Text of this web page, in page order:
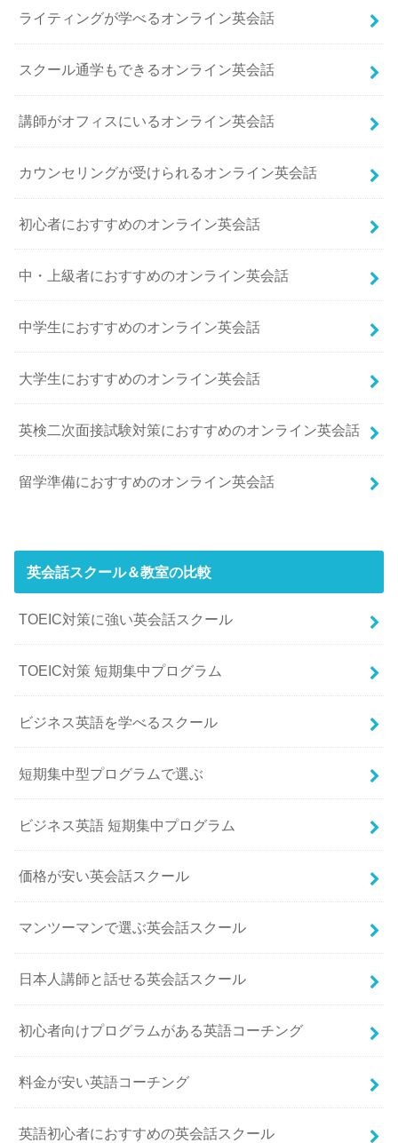
ライティングが学べるオンライン英会話
スクール通学もできるオンライン英会話
講師がオフィスにいるオンライン英会話
カウンセリングが受けられるオンライン英会話
初心者におすすめのオンライン英会話
中・上級者におすすめのオンライン英会話
中学生におすすめのオンライン英会話
大学生におすすめのオンライン英会話
英検二次面接試験対策におすすめのオンライン英会話
留学準備におすすめのオンライン英会話
英会話スクール＆教室の比較
TOEIC対策に強い英会話スクール
TOEIC対策 短期集中プログラム
ビジネス英語を学べるスクール
短期集中型プログラムで選ぶ
ビジネス英語 短期集中プログラム
価格が安い英会話スクール
マンツーマンで選ぶ英会話スクール
日本人講師と話せる英会話スクール
初心者向けプログラムがある英語コーチング
料金が安い英語コーチング
英語初心者におすすめの英会話スクール